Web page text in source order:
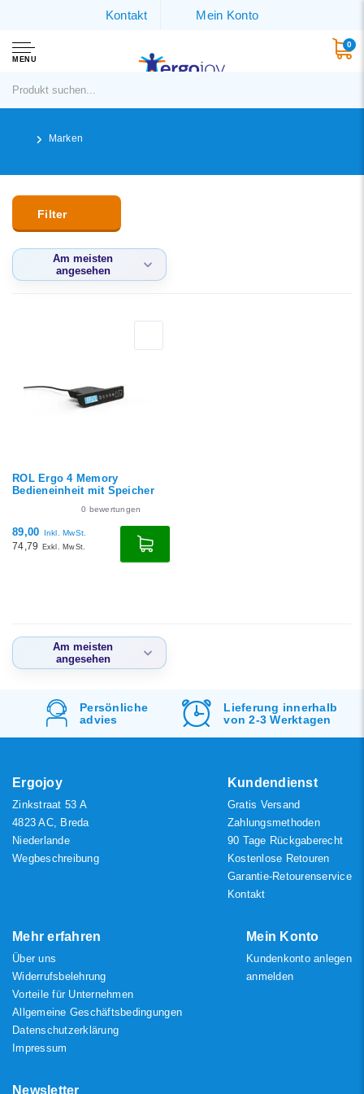
Kontakt Mein Konto
MENU
0
Marken
Filter
Am meisten
angesehen
Höchster Preis
ROL Ergo 4 Memory
Bedieneinheit mit Speicher
0 bewertungen
89,00 Inkl. MwSt.
74,79 Exkl. MwSt.
Am meisten
angesehen
angesehen
Neueste Produkte
Höchster Preis
Persönliche
advies
Lieferung innerhalb
von 2-3 Werktagen
Ergojoy
Zinkstraat 53 A
4823 AC, Breda
Niederlande
Wegbeschreibung
Kundendienst
Gratis Versand
Zahlungsmethoden
90 Tage Rückgaberecht
Kostenlose Retouren
Garantie-Retourenservice
Kontakt
Mehr erfahren
Über uns
Widerrufsbelehrung
Vorteile für Unternehmen
Allgemeine Geschäftsbedingungen
Datenschutzerklärung
Impressum
Mein Konto
Kundenkonto anlegen
anmelden
Newsletter